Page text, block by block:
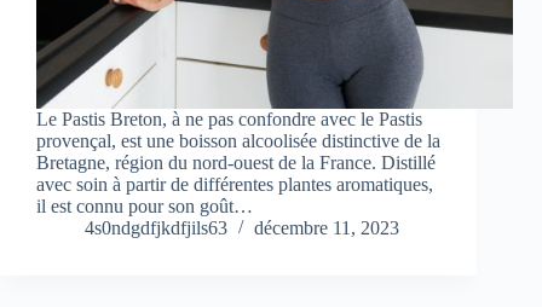
Le Pastis Breton, à ne pas confondre avec le Pastis
provençal, est une boisson alcoolisée distinctive de la
Bretagne, région du nord-ouest de la France. Distillé
avec soin à partir de différentes plantes aromatiques,
il est connu pour son goût…
4s0ndgdfjkdfjils63
décembre 11, 2023